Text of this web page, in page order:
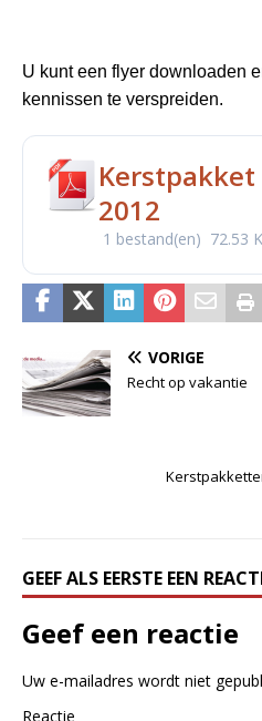
U kunt een flyer downloaden
kennissen te verspreiden.
Kerstpakket
2012
1 bestand(en) 72.53
VORIGE
Recht op vakantie
GEEF ALS EERSTE EEN
Geef een reactie
Uw e-mailadres wordt niet
Reactie